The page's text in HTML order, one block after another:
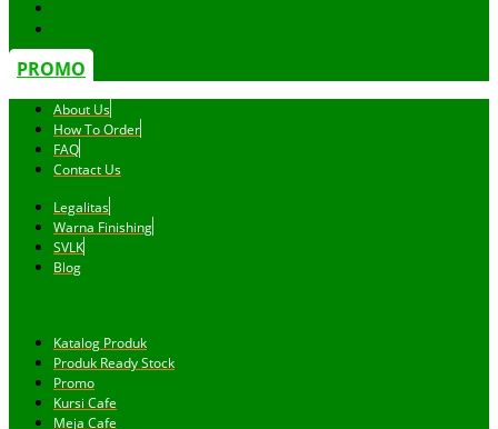
PROMO
About Us
How To Order
FAQ
Contact Us
Legalitas
Warna Finishing
SVLK
Blog
Katalog Produk
Produk Ready Stock
Promo
Kursi Cafe
Meja Cafe